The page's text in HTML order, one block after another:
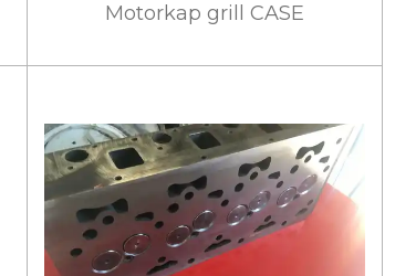
Motorkap grill CASE